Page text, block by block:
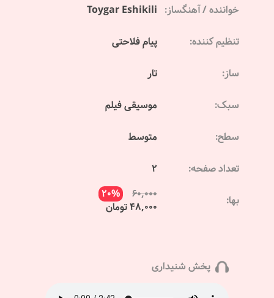
خواننده / آهنگساز: Toygar Eshikili
تنظیم کننده: پیام فلاحتی
ساز: تار
سبک: موسیقی فیلم
سطح: متوسط
تعداد صفحه: 2
بها: 60,000
20%
48,000 تومان
پخش شنیداری